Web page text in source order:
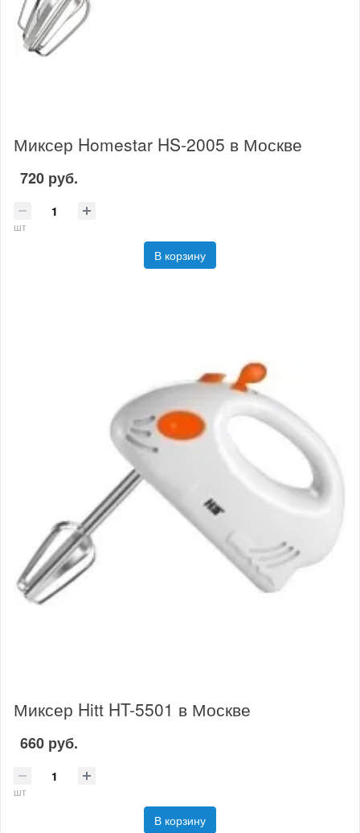
Миксер Homestar HS-2005 в Москве
720 руб.
шт
В корзину
Миксер Hitt HT-5501 в Москве
660 руб.
шт
В корзину